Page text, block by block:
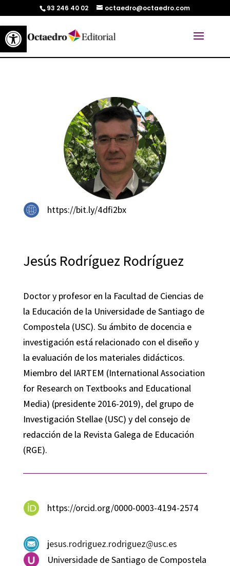
Abrir barra de herramientas
93 246 40 02 octaedro@octaedro.com
https://bit.ly/4dfi2bx
Jesús Rodríguez Rodríguez
Doctor y profesor en la Facultad de Ciencias de
la Educación de la Universidade de Santiago de
Compostela (USC). Su ámbito de docencia e
investigación está relacionado con el diseño y
la evaluación de los materiales didácticos.
Miembro del IARTEM (International Association
for Research on Textbooks and Educational
Media) (presidente 2016-2019), del grupo de
Investigación Stellae (USC) y del consejo de
redacción de la Revista Galega de Educación
(RGE).
https://orcid.org/0000-0003-4194-2574
jesus.rodriguez.rodriguez@usc.es
Universidade de Santiago de Compostela